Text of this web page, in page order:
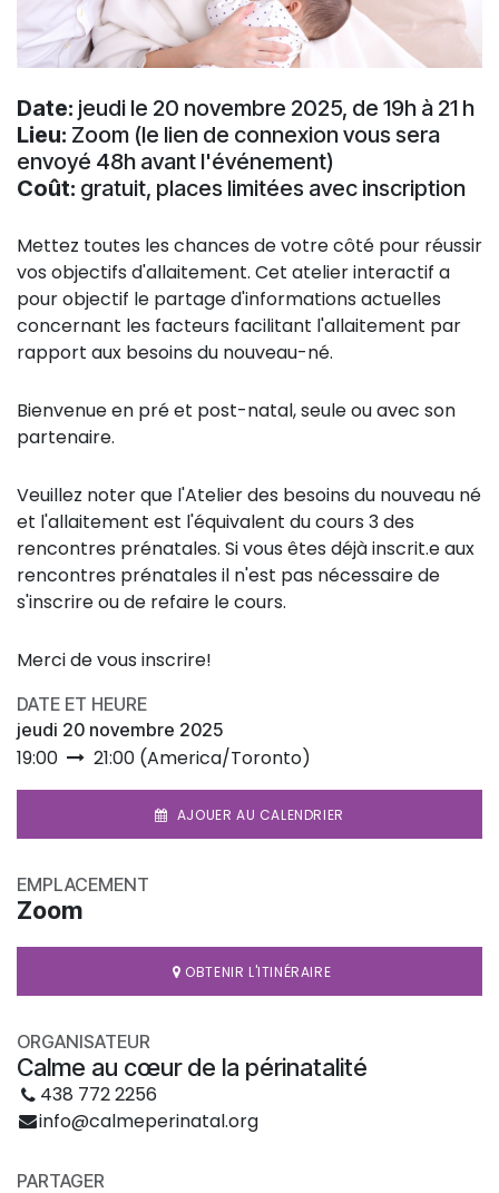
Date: jeudi le 20 novembre 2025, de 19h à 21 h
Lieu: Zoom (le lien de connexion vous sera
envoyé 48h avant l'événement)
Coût: gratuit, places limitées avec inscription
Mettez toutes les chances de votre côté pour réussir
vos objectifs d'allaitement. Cet atelier interactif a
pour objectif le partage d'informations actuelles
concernant les facteurs facilitant l'allaitement par
rapport aux besoins du nouveau-né.
Bienvenue en pré et post-natal, seule ou avec son
partenaire.
Veuillez noter que l'Atelier des besoins du nouveau né
et l'allaitement est l'équivalent du cours 3 des
rencontres prénatales. Si vous êtes déjà inscrit.e aux
rencontres prénatales il n'est pas nécessaire de
s'inscrire ou de refaire le cours.
Merci de vous inscrire!
DATE ET HEURE
jeudi 20 novembre 2025
19:00 21:00 (America/Toronto)
AJOUER AU CALENDRIER
EMPLACEMENT
Zoom
OBTENIR L'ITINÉRAIRE
ORGANISATEUR
Calme au cœur de la périnatalité
438 772 2256
info@calmeperinatal.org
PARTAGER